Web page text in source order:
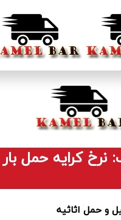
نرخ کرایه حمل
و حمل اثاثیه